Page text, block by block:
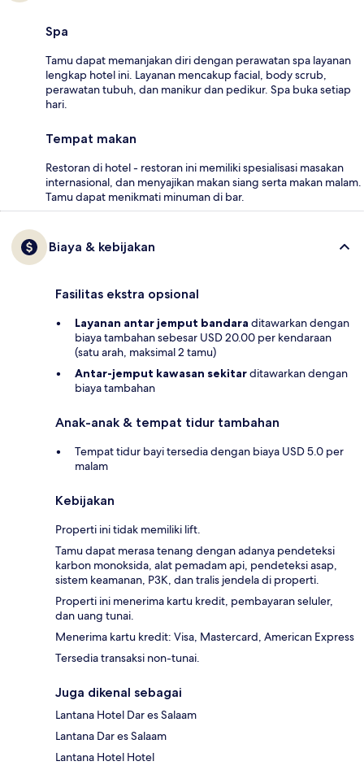
Spa
Tamu dapat memanjakan diri dengan perawatan spa layanan
lengkap hotel ini. Layanan mencakup facial, body scrub,
perawatan tubuh, dan manikur dan pedikur. Spa buka setiap
hari.
Tempat makan
Restoran di hotel - restoran ini memiliki spesialisasi masakan
internasional, dan menyajikan makan siang serta makan malam.
Tamu dapat menikmati minuman di bar.
Biaya & kebijakan
Fasilitas ekstra opsional
Layanan antar jemput bandara ditawarkan dengan
biaya tambahan sebesar USD 20.00 per kendaraan
(satu arah, maksimal 2 tamu)
Antar-jemput kawasan sekitarditawarkan dengan
biaya tambahan
Anak-anak & tempat tidur tambahan
Tempat tidur bayi tersedia dengan biaya USD 5.0 per
malam
Kebijakan
Properti ini tidak memiliki lift.
Tamu dapat merasa tenang dengan adanya pendeteksi
karbon monoksida, alat pemadam api, pendeteksi asap,
sistem keamanan, P3K, dan tralis jendela di properti.
Properti ini menerima kartu kredit, pembayaran seluler,
dan uang tunai.
Menerima kartu kredit: Visa, Mastercard, American Express
Tersedia transaksi non-tunai.
Juga dikenal sebagai
Lantana Hotel Dar es Salaam
Lantana Dar es Salaam
Lantana Hotel Hotel